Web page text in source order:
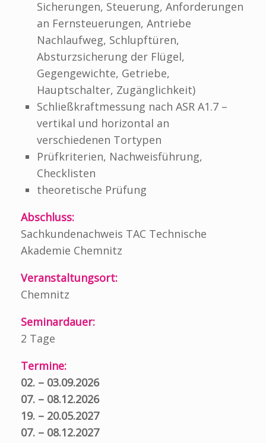
Sicherungen, Steuerung, Anforderungen
an Fernsteuerungen, Antriebe
Nachlaufweg, Schlupftüren,
Absturzsicherung der Flügel,
Gegengewichte, Getriebe,
Hauptschalter, Zugänglichkeit)
Schließkraftmessung nach ASR A1.7 –
vertikal und horizontal an
verschiedenen Tortypen
Prüfkriterien, Nachweisführung,
Checklisten
theoretische Prüfung
Abschluss:
Sachkundenachweis TAC Technische
Akademie Chemnitz
Veranstaltungsort:
Chemnitz
Seminardauer:
2 Tage
Termine:
02. – 03.09.2026
07. – 08.12.2026
19. – 20.05.2027
07. – 08.12.2027